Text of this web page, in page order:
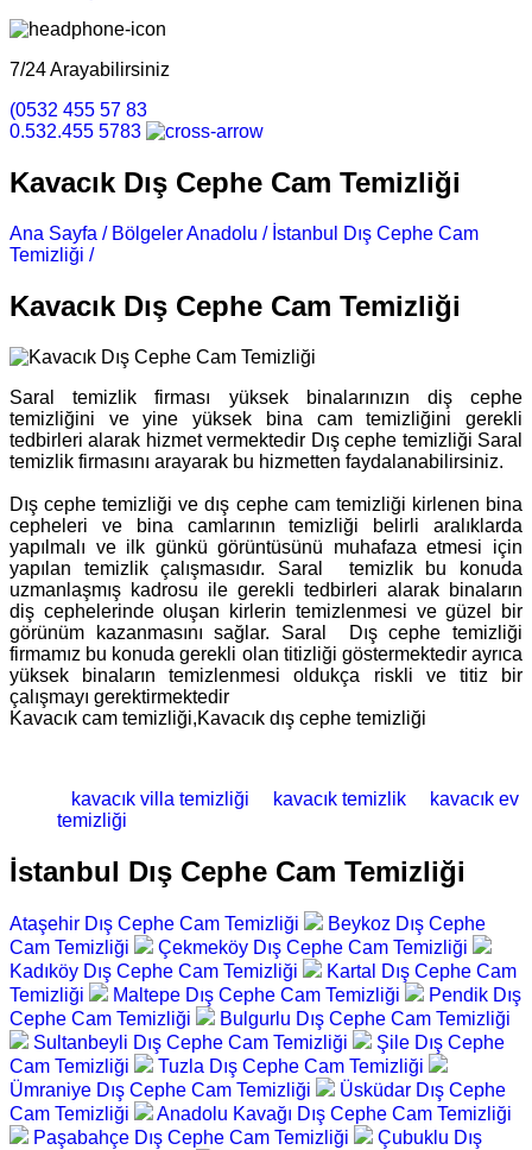
7/24 Arayabilirsiniz
(0532 455 57 83
0.532.455 5783
Kavacık Dış Cephe Cam Temizliği
Ana Sayfa / Bölgeler Anadolu / İstanbul Dış Cephe Cam
Temizliği /
Kavacık Dış Cephe Cam Temizliği
Saral temizlik firması yüksek binalarınızın diş cephe
temizliğini ve yine yüksek bina cam temizliğini gerekli
tedbirleri alarak hizmet vermektedir Dış cephe temizliği Saral
temizlik firmasını arayarak bu hizmetten faydalanabilirsiniz.
Dış cephe temizliği ve dış cephe cam temizliği kirlenen bina
cepheleri ve bina camlarının temizliği belirli aralıklarda
yapılmalı ve ilk günkü görüntüsünü muhafaza etmesi için
yapılan temizlik çalışmasıdır. Saral temizlik bu konuda
uzmanlaşmış kadrosu ile gerekli tedbirleri alarak binaların
diş cephelerinde oluşan kirlerin temizlenmesi ve güzel bir
görünüm kazanmasını sağlar. Saral Dış cephe temizliği
firmamız bu konuda gerekli olan titizliği göstermektedir ayrıca
yüksek binaların temizlenmesi oldukça riskli ve titiz bir
çalışmayı gerektirmektedir
Kavacık cam temizliği,Kavacık dış cephe temizliği
kavacık villa temizliği kavacık temizlik
kavacık ev
temizliği
İstanbul Dış Cephe Cam Temizliği
Ataşehir Dış Cephe Cam Temizliği
Beykoz Dış Cephe
Cam Temizliği
Çekmeköy Dış Cephe Cam Temizliği
Kadıköy Dış Cephe Cam Temizliği
Kartal Dış Cephe Cam
Temizliği
Maltepe Dış Cephe Cam Temizliği
Pendik Dış
Cephe Cam Temizliği
Bulgurlu Dış Cephe Cam Temizliği
Sultanbeyli Dış Cephe Cam Temizliği
Şile Dış Cephe
Cam Temizliği
Tuzla Dış Cephe Cam Temizliği
Ümraniye Dış Cephe Cam Temizliği
Üsküdar Dış Cephe
Cam Temizliği
Anadolu Kavağı Dış Cephe Cam Temizliği
Paşabahçe Dış Cephe Cam Temizliği
Çubuklu Dış